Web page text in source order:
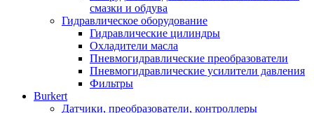
смазки и обдува
Гидравлическое оборудование
Гидравлические цилиндры
Охладители масла
Пневмогидравлические преобразователи
Пневмогидравлические усилители давления
Фильтры
Burkert
Датчики, преобразователи, контроллеры